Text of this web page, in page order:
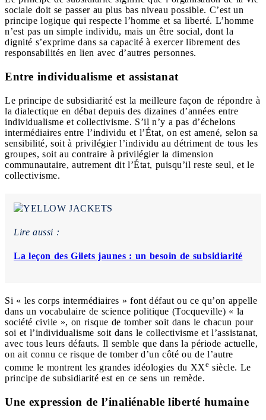
sociale doit se passer au plus bas niveau possible. C’est un
principe logique qui respecte l’homme et sa liberté. L’homme
n’est pas un simple individu, mais un être social, dont la
dignité s’exprime dans sa capacité à exercer librement des
responsabilités en lien avec d’autres personnes.
Entre individualisme et assistanat
Le principe de subsidiarité est la meilleure façon de répondre à
la dialectique en débat depuis des dizaines d’années entre
individualisme et collectivisme. S’il n’y a pas d’échelons
intermédiaires entre l’individu et l’État, on est amené, selon sa
sensibilité, soit à privilégier l’individu au détriment de tous les
groupes, soit au contraire à privilégier la dimension
communautaire, autrement dit l’État, puisqu’il reste seul, et le
collectivisme.
Lire aussi :
La leçon des Gilets jaunes : un besoin de subsidiarité
Si « les corps intermédiaires » font défaut ou ce qu’on appelle
dans un vocabulaire de science politique (Tocqueville) « la
société civile », on risque de tomber soit dans le chacun pour
soi et l’individualisme soit dans le collectivisme et l’assistanat,
avec tous leurs défauts. Il semble que dans la période actuelle,
on ait connu ce risque de tomber d’un côté ou de l’autre
comme le montrent les grandes idéologies du XXe siècle. Le
principe de subsidiarité est en ce sens un remède.
Une expression de l’inaliénable liberté humaine